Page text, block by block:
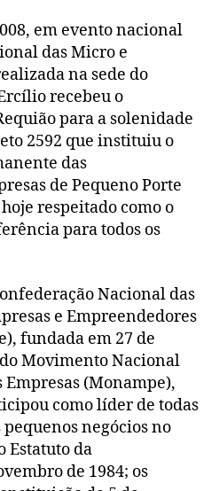
em evento nacional
das Micro e
na sede do
recebeu o
para a solenidade
2592 que instituiu o
das
de Pequeno Porte
respeitado como o
para todos os
Nacional das
e Empreendedores
fundada em 27 de
Movimento Nacional
Empresas (Monampe),
como líder de todas
negócios no
Estatuto da
de 1984; os